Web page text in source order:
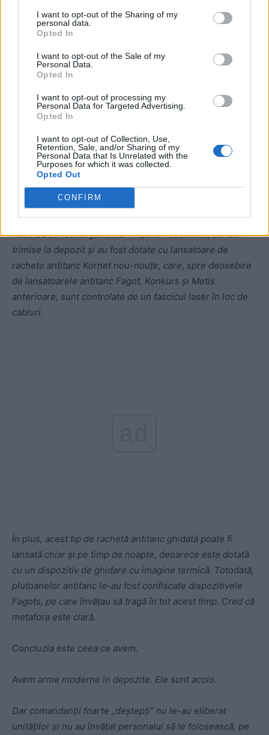
I want to opt-out of the Sharing of my
personal data.
Opted In
I want to opt-out of the Sale of my
Personal Data.
Opted In
I want to opt-out of processing my
Personal Data for Targeted Advertising.
Opted In
I want to opt-out of Collection, Use,
Retention, Sale, and/or Sharing of my
Personal Data that Is Unrelated with the
Purposes for which it was collected.
Opted Out
CONFIRM
Drept urmare, după trecerea în revistă, toate aceste
lucruri ultramoderne cu tablete și navigație GPS au fost
blindate – n. red.), și uitate în siguranță PENTRU
VEȘNICIE.
Multe au fost arse în acele coloane nebunești (în nordul
Ucrainei) în primăvara anului 2022, pentru că nimeni, nici
măcar comandanții de batalion, nu știa cum să folosească
aceste echipamente.
Exact aceeași situație s-a întâmplat și cu plutoanele
Acestea au fost organizate în ajunul războiului, au fost
trimise la depozit și au fost dotate cu lansatoare de
rachete antitanc Kornet nou-nouțe, care, spre deosebire
de lansatoarele antitanc Fagot, Konkurs și Metis
anterioare, sunt controlate de un fascicul laser în loc de
cabluri.
În plus, acest tip de rachetă antitanc ghidată poate fi
lansată chiar și pe timp de noapte, deoarece este dotată
cu un dispozitiv de ghidare cu imagine termică. Totodată,
plutoanelor antitanc le-au fost confiscate dispozitivele
Fagots, pe care învățau să tragă în tot acest timp. Cred că
metafora este clară.
Concluzia este ceea ce avem.
Avem arme moderne în depozite. Ele sunt acolo.
Dar comandanții foarte „deștepți” nu le-au eliberat
unităților și nu au învățat personalul să le folosească, pe